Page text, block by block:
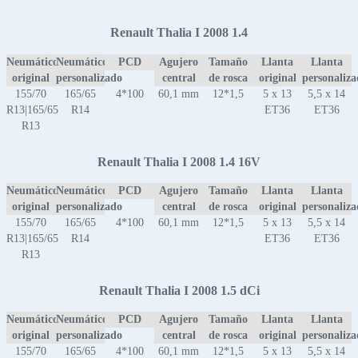
Renault Thalia I 2008 1.4
Neumático
original
Neumático
personalizado
PCD
Agujero
central
Tamaño
de rosca
Llanta
original
Llanta
155/70
R13|165/65
R13
165/65
R14
4*100 60,1 mm 12*1,5
5 x 13
ET36
5,5 x 14
ET36
Renault Thalia I 2008 1.4 16V
Neumático
original
Neumático
personalizado
PCD
Agujero
central
Tamaño
de rosca
Llanta
original
Llanta
155/70
R13|165/65
R13
165/65
R14
4*100 60,1 mm 12*1,5
5 x 13
ET36
5,5 x 14
ET36
Renault Thalia I 2008 1.5 dCi
Neumático
original
Neumático
personalizado
PCD
Agujero
central
Tamaño
de rosca
Llanta
original
Llanta
155/70
165/65 4*100 60,1 mm 12*1,5 5 x 13 5,5 x 14